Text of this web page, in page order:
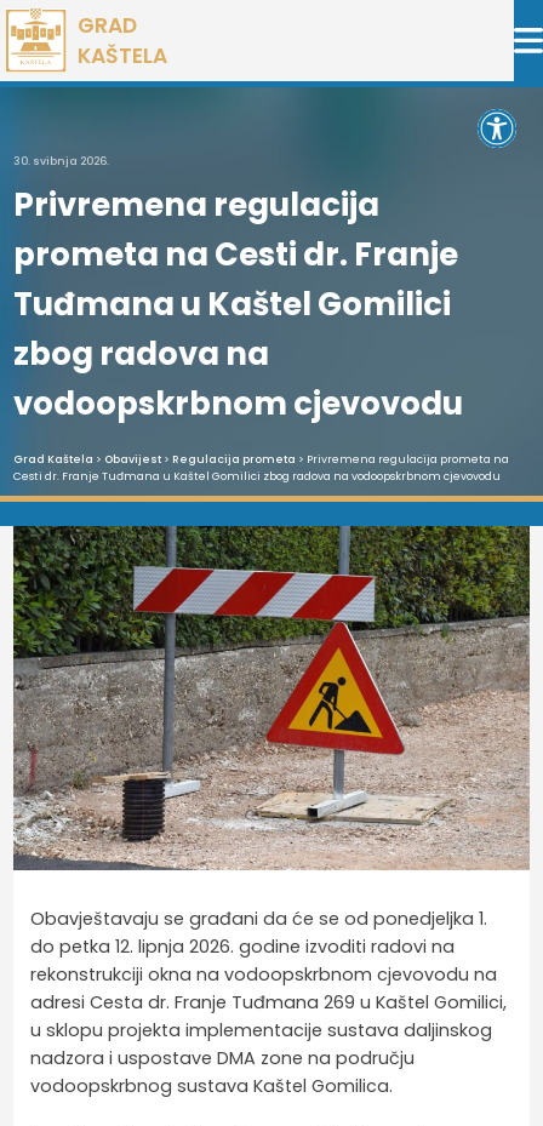
Preskoči
na
sadržaj
GRAD
KAŠTELA
30. svibnja 2026.
Privremena regulacija
prometa na Cesti dr. Franje
Tuđmana u Kaštel Gomilici
zbog radova na
vodoopskrbnom cjevovodu
Grad Kaštela > Obavijest> Regulacija prometa > Privremena regulacija prometa na
Cesti dr. Franje Tuđmana u Kaštel Gomilici zbog radova na vodoopskrbnom cjevovodu
Obavještavaju se građani da će se od ponedjeljka 1.
do petka 12. lipnja 2026. godine izvoditi radovi na
rekonstrukciji okna na vodoopskrbnom cjevovodu na
adresi Cesta dr. Franje Tuđmana 269 u Kaštel Gomilici,
u sklopu projekta implementacije sustava daljinskog
nadzora i uspostave DMA zone na području
vodoopskrbnog sustava Kaštel Gomilica.